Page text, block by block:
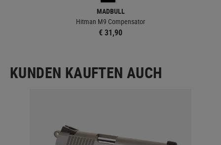
MADBULL
Hitman M9 Compensator
€ 31,90
KUNDEN KAUFTEN AUCH